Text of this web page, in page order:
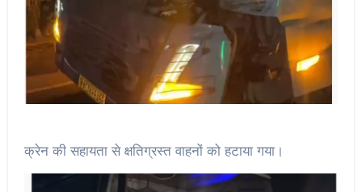
क्रेन की सहायता से क्षतिग्रस्त वाहनों को हटाया गया।